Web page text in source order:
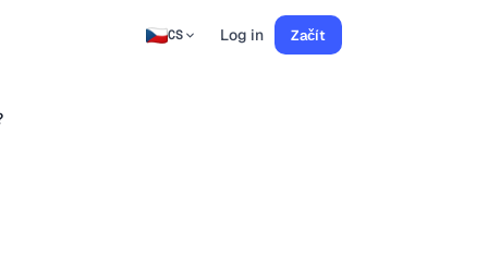
CS Log in Začít